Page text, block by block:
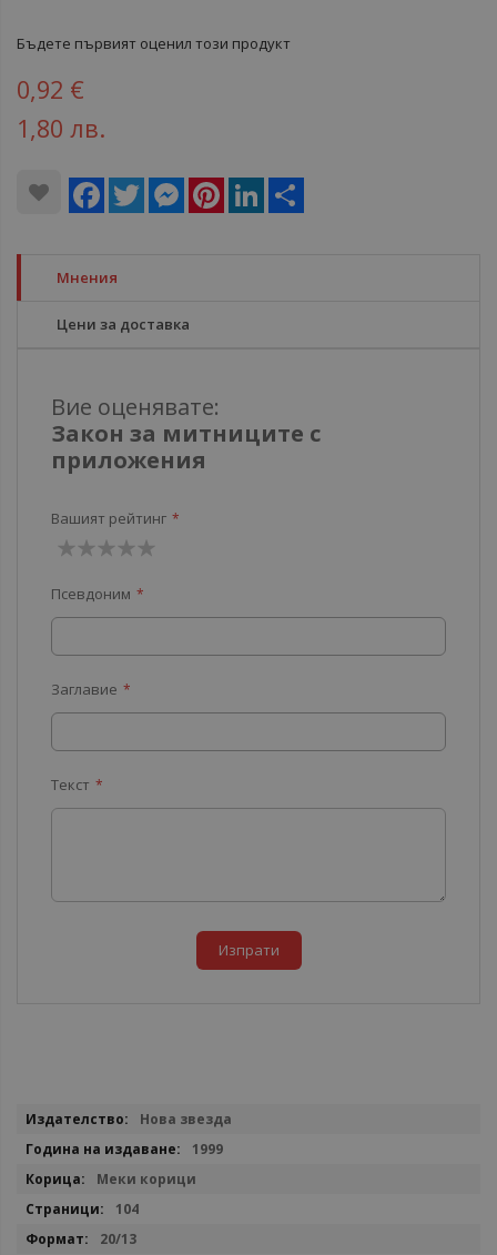
Бъдете първият оценил този продукт
0,92 €
1,80 лв.
Facebook
Twitter MessengerPinterestLinkedIn
Мнения
Цени за доставка
Вие оценявате:
Закон за митниците с
приложения
Вашият рейтинг
звезда
звезди
звезди
звезди
звезди
Псевдоним
Заглавие
Текст
Изпрати
Повече
Нова звезда
1999
Меки корици
104
20/13